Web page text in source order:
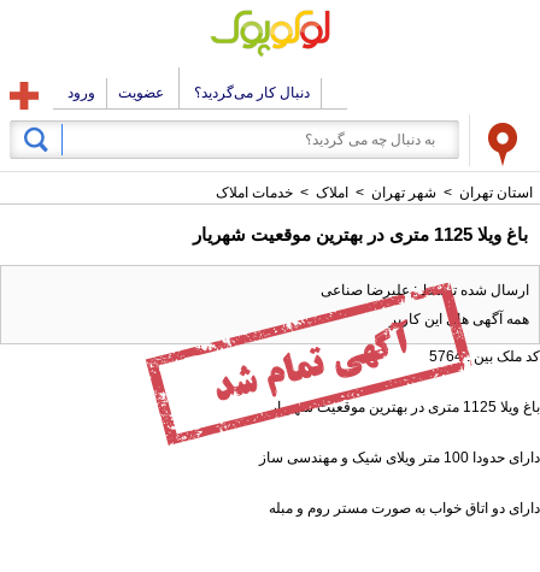
دنبال کار می‌گردید؟ عضویت ورود
استان تهران > شهر تهران > املاک > خدمات املاک
باغ ویلا 1125 متری در بهترین موقعیت شهریار
ارسال شده توسط : علیرضا صناعی
همه آگهی های این کاربر
کد ملک بین : 5764
باغ ویلا 1125 متری در بهترین موقعیت شهریار
دارای حدودا 100 متر ویلای شیک و مهندسی ساز
دارای دو اتاق خواب به صورت مستر روم و مبله